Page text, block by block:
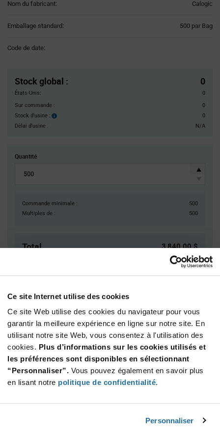
Ce site Internet utilise des cookies
Ce site Web utilise des cookies du navigateur pour vous
garantir la meilleure expérience en ligne sur notre site. En
utilisant notre site Web, vous consentez à l'utilisation des
cookies. Plus d’informations sur les cookies utilisés et
les préférences sont disponibles en sélectionnant
“Personnaliser”. Vous pouvez également en savoir plus
en lisant notre politique de confidentialité.
Personnaliser
Nom du fabricant: Calogic
Emballage standard: 500 par Bag
Code de date:
Stock global : 0
États-Unis:
0
Sur commande :
0
Stock d'usine :
Stock
0
Délai d'usine :
N/A
Quantité
Commande minimale :
500
Multiples de :
500
Total 3 840,00 $
USD
AJOUTER
Quantité Prix unitaire
500+ $7.68
Product
Variant
Information
section
Emballages disponibles